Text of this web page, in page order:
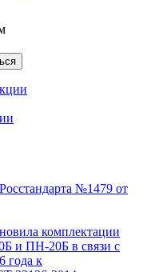
№1479 от
комплектации
и ПН-20Б в связи с
года к